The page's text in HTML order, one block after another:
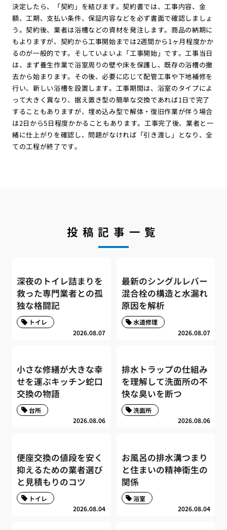
決定したら、「契約」を結びます。契約書では、工事内容、金
額、工期、支払い条件、保証内容などを必ず書面で確認しましょ
う。契約後、業者は浴槽などの資材を発注します。商品の納期に
もよりますが、契約から工事開始までは2週間から1ヶ月程度かか
るのが一般的です。そしていよいよ「工事開始」です。工事当日
は、まず養生作業で浴室周りの壁や床を保護し、既存の浴槽の撤
去から始まります。その後、必要に応じて配管工事や下地補修を
行い、新しい浴槽を設置します。工事期間は、浴室のタイプによ
って大きく異なり、据え置き型の簡単な交換であれば1日で完了
することもありますが、埋め込み型で解体・復旧作業が伴う場合
は2日から5日程度かかることもあります。工事完了後、業者と一
緒に仕上がりを確認し、問題がなければ「引き渡し」となり、全
ての工程が終了です。
投稿記事一覧
深夜のトイレ詰まりを
救った専門業者との孤
独な格闘記
2026.08.07
トイレ
最新のシングルレバー
混合栓の構造と水漏れ
原因を解析
2026.08.07
水道修理
小さな修繕が大きな幸
せを運ぶキッチン蛇口
交換の物語
2026.08.06
台所
排水トラップの仕組み
を理解して洗面所の不
快な臭いを断つ
2026.08.06
洗面所
便座交換の値段を安く
抑えるための業者選び
と見積もりのコツ
2026.08.04
トイレ
お風呂の排水溝つまり
と住まいの精神衛生の
関係
2026.08.04
浴室